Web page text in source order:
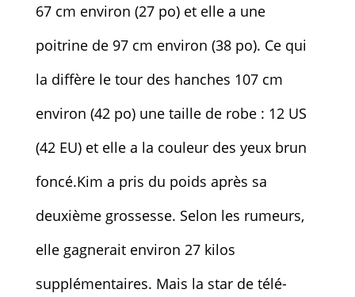
67 cm environ (27 po) et elle a une
poitrine de 97 cm environ (38 po). Ce qui
la diffère le tour des hanches 107 cm
environ (42 po) une taille de robe : 12 US
(42 EU) et elle a la couleur des yeux brun
foncé.Kim a pris du poids après sa
deuxième grossesse. Selon les rumeurs,
elle gagnerait environ 27 kilos
supplémentaires. Mais la star de télé-